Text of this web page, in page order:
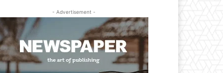
- Advertisement -